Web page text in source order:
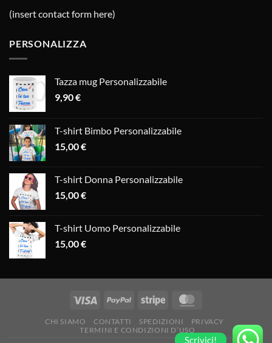
(insert contact form here)
PERSONALIZZA
Tazza mug Personalizzabile
9,90€
T-shirt Bimbo Personalizzabile
15,00€
T-shirt Donna Personalizzabile
15,00€
T-shirt Uomo Personalizzabile
15,00€
CHI SIAMO CONTATTI SPEDIZIONI
PRIVACY
TERMINI E CONDIZIONI D’USO
Scrivici!